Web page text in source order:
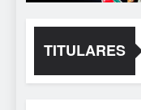
TITULARES